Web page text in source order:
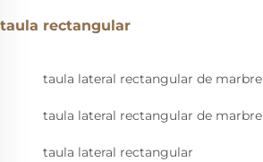
taula rectangular
taula lateral rectangular de marbre
taula lateral rectangular de marbre
taula lateral rectangular